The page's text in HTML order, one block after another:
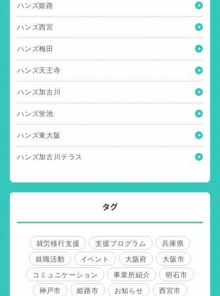
ハンズ姫路
ハンズ西宮
ハンズ梅田
ハンズ天王寺
ハンズ加古川
ハンズ蛍池
ハンズ東大阪
ハンズ加古川テラス
タグ
就労移行支援 支援プログラム
兵庫県
就職活動
イベント 大阪府
大阪市
コミュニケーション
事業所紹介
明石市
神戸市
姫路市 お知らせ
西宮市